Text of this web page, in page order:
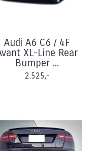
Audi A6 C6 / 4F
XL-Line Rear
Bumper ...
2.525,-